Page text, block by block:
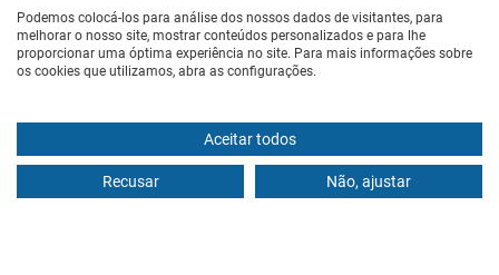
ONDE ESTAMOS
Rua Castilho, nº 71, 1º Esq.
1250-068 Lisboa
LINKS ÚTEIS
Pacientes Internacionais ou fora de Lisboa
Podemos colocá-los para análise dos nossos dados de visitantes, para
melhorar o nosso site, mostrar conteúdos personalizados e para lhe
proporcionar uma óptima experiência no site. Para mais informações sobre
os cookies que utilizamos, abra as configurações.
Aceitar todos
Recusar Não, ajustar